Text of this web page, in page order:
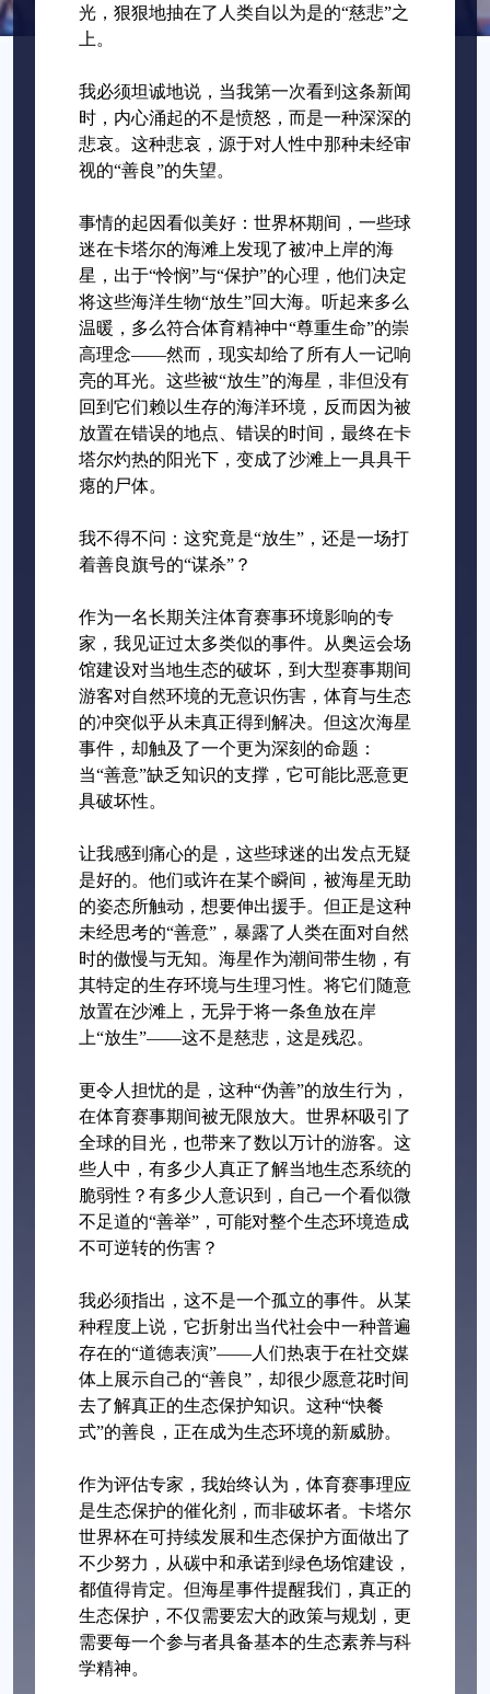
光，狠狠地抽在了人类自以为是的“慈悲”之
上。
我必须坦诚地说，当我第一次看到这条新闻
时，内心涌起的不是愤怒，而是一种深深的
悲哀。这种悲哀，源于对人性中那种未经审
视的“善良”的失望。
事情的起因看似美好：世界杯期间，一些球
迷在卡塔尔的海滩上发现了被冲上岸的海
星，出于“怜悯”与“保护”的心理，他们决定
将这些海洋生物“放生”回大海。听起来多么
温暖，多么符合体育精神中“尊重生命”的崇
高理念——然而，现实却给了所有人一记响
亮的耳光。这些被“放生”的海星，非但没有
回到它们赖以生存的海洋环境，反而因为被
放置在错误的地点、错误的时间，最终在卡
塔尔灼热的阳光下，变成了沙滩上一具具干
瘪的尸体。
我不得不问：这究竟是“放生”，还是一场打
着善良旗号的“谋杀”？
作为一名长期关注体育赛事环境影响的专
家，我见证过太多类似的事件。从奥运会场
馆建设对当地生态的破坏，到大型赛事期间
游客对自然环境的无意识伤害，体育与生态
的冲突似乎从未真正得到解决。但这次海星
事件，却触及了一个更为深刻的命题：
当“善意”缺乏知识的支撑，它可能比恶意更
具破坏性。
让我感到痛心的是，这些球迷的出发点无疑
是好的。他们或许在某个瞬间，被海星无助
的姿态所触动，想要伸出援手。但正是这种
未经思考的“善意”，暴露了人类在面对自然
时的傲慢与无知。海星作为潮间带生物，有
其特定的生存环境与生理习性。将它们随意
放置在沙滩上，无异于将一条鱼放在岸
上“放生”——这不是慈悲，这是残忍。
更令人担忧的是，这种“伪善”的放生行为，
在体育赛事期间被无限放大。世界杯吸引了
全球的目光，也带来了数以万计的游客。这
些人中，有多少人真正了解当地生态系统的
脆弱性？有多少人意识到，自己一个看似微
不足道的“善举”，可能对整个生态环境造成
不可逆转的伤害？
我必须指出，这不是一个孤立的事件。从某
种程度上说，它折射出当代社会中一种普遍
存在的“道德表演”——人们热衷于在社交媒
体上展示自己的“善良”，却很少愿意花时间
去了解真正的生态保护知识。这种“快餐
式”的善良，正在成为生态环境的新威胁。
作为评估专家，我始终认为，体育赛事理应
是生态保护的催化剂，而非破坏者。卡塔尔
世界杯在可持续发展和生态保护方面做出了
不少努力，从碳中和承诺到绿色场馆建设，
都值得肯定。但海星事件提醒我们，真正的
生态保护，不仅需要宏大的政策与规划，更
需要每一个参与者具备基本的生态素养与科
学精神。